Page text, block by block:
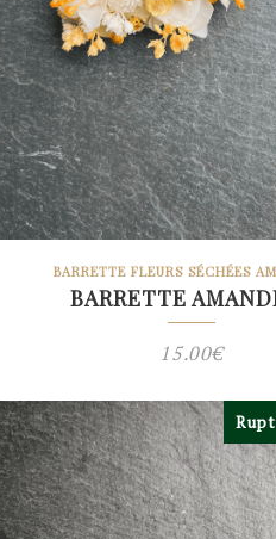
BARRETTE FLEURS SÉCHÉES
BARRETTE
15.00€